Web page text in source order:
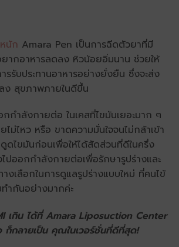
นัก Amara Pen เป็นการฉีดตัวยาที่มี
ยากอาหารลดลง หิวน้อยอิ่มนาน ช่วยให้
รับประทานอาหารอย่างยั่งยืน ซึ่งจะส่ง
ง สุขภาพภายในดีขึ้น
กำลังกายต่อ ในเคสที่ไขมันเยอะมาก ๆ
ม่ไหว หรือ ขาดความมั่นใจจนไม่กล้าเข้า
ดไขมันก่อนเพื่อให้ได้สัดส่วนที่ดีในครึ่ง
ปออกกำลังกายต่อเพื่อรักษารูปร่างและ
งเลือกในการดูแลรูปร่างแบบใหม่ ที่คนไข้
ำกันอย่างมากค่ะ
เกิน ได้ที่ Amara Liposuction Center
ก็กลายเป็น คุณในเวอร์ชั่นที่ดีที่สุด!